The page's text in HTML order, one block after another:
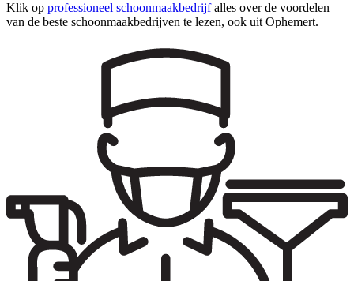
Klik op professioneel schoonmaakbedrijfalles over de voordelen
van de beste schoonmaakbedrijven te lezen, ook uit Ophemert.